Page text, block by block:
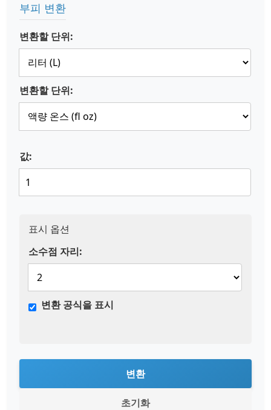
부피 변환
변환할 단위:
변환할 단위:
값:
표시 옵션
소수점 자리:
변환 공식을 표시
변환
초기화